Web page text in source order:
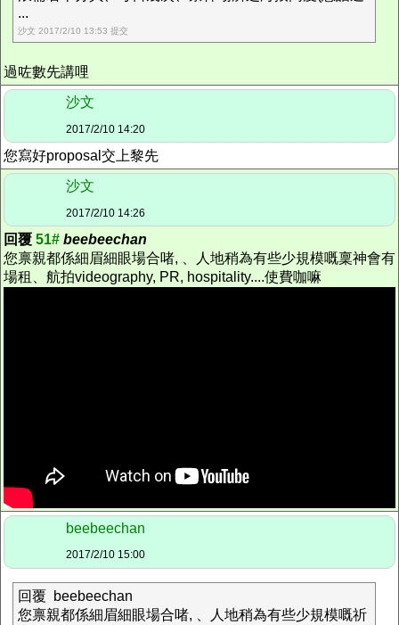
...
沙文 2017/2/10 13:53 提交
過咗數先講哩
沙文
2017/2/10 14:20
您寫好proposal交上黎先
沙文
2017/2/10 14:26
回覆 51# beebeechan
您禀親都係細眉細眼場合啫, 、人地稍為有些少規模嘅稟神會有
場租、航拍videography, PR, hospitality....使費咖嘛
beebeechan
2017/2/10 15:00
回覆 beebeechan
您禀親都係細眉細眼場合啫, 、人地稍為有些少規模嘅祈